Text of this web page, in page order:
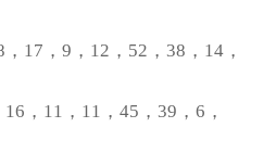
17，9，12，52，38，14，
，11，11，45，39，6，